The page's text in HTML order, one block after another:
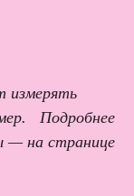
измерять
Подробнее
— на странице